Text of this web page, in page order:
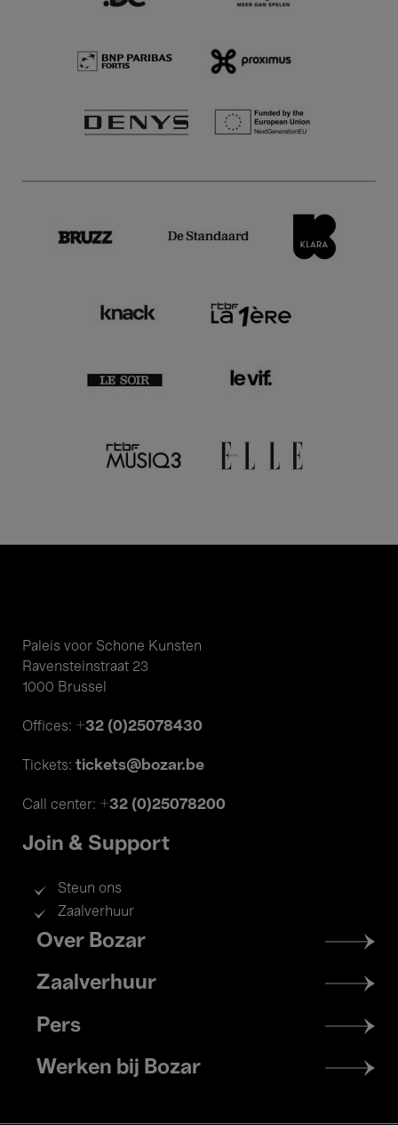
Paleis voor Schone Kunsten
Ravensteinstraat 23
1000 Brussel
Offices: +32 (0)25078430
Tickets: tickets@bozar.be
Call center: +32 (0)25078200
Join & Support
Steun ons
Zaalverhuur
Footer
menu
Over Bozar
Zaalverhuur
Pers
Werken bij Bozar